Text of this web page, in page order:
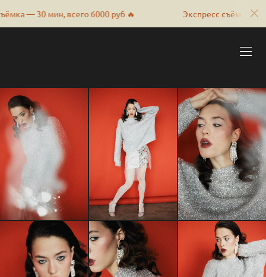
всего 6000 руб 🔥 Экспресс съёмка — 30 мин, всего